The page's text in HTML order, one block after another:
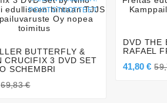
POISTOTUOTTEET
  
BUTTERFLY &
CRUCIFIX 3 DVD SET
SCHEMBRI
69,83 €

DVD THE
RAFAEL
41,80 €